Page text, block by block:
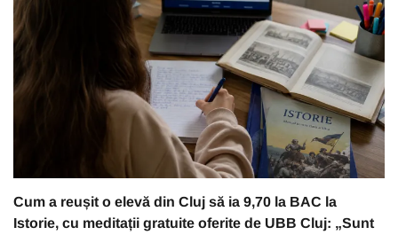
Cum a reușit o elevă din Cluj să ia 9,70 la BAC la
Istorie, cu meditații gratuite oferite de UBB Cluj: „Sunt